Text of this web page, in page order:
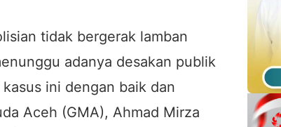
tidak bergerak lamban
adanya desakan publik
ini dengan baik dan
Aceh (GMA), Ahmad Mirza